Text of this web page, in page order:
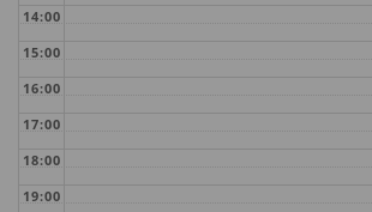
14:00
15:00
16:00
17:00
18:00
19:00